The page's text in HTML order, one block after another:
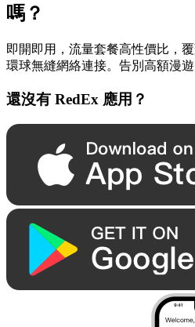
嗎？
即開即用，流量套餐高性價比，
環球無縫網絡連接。告別高額漫遊
還沒有 RedEx 應用？